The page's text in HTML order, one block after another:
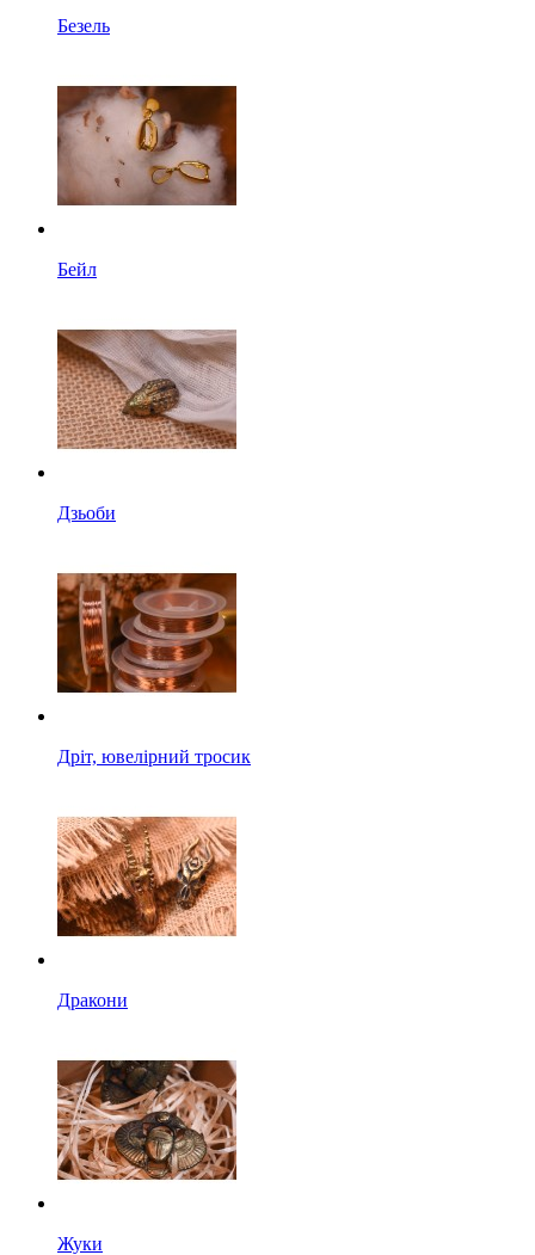
Безель
Бейл
Дзьоби
Дріт, ювелірний тросик
Дракони
Жуки